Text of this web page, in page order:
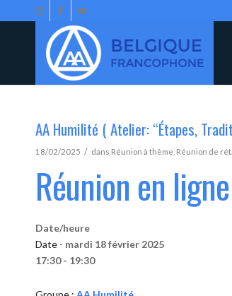
AA Humilité ( Atelier: “Étapes,
18/02/2025 / dans Réunion à thème Réunion de
Réunion en
Date/heure
Date - mardi 18 février 2025
17:30 - 19:30